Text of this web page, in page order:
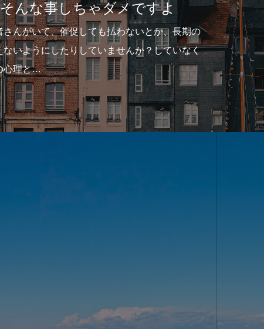
家買ったばかりなのに
家を買ったばかりなのに突然の転
突然の転勤辞令!!目次転勤の辞令